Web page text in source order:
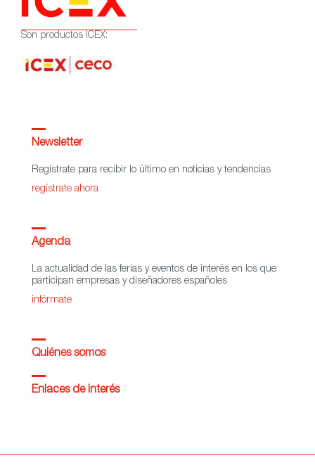
Son productos ICEX:
Newsletter
Regístrate para recibir lo último en noticias y tendencias
regístrate ahora
Agenda
La actualidad de las ferias y eventos de interés en los que
participan empresas y diseñadores españoles
infórmate
Quiénes somos
Enlaces de interés